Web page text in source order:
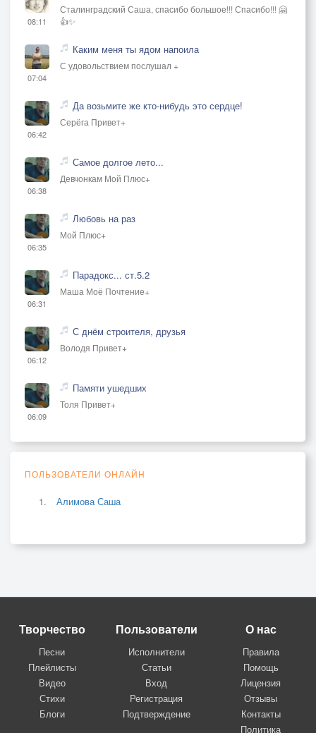
08:11
Сталинградский Саша, спасибо большое!!! Спасибо!!! 🤗
👍✨
07:04
Каким меня ты ядом напоила
С удовольствием послушал +
06:42
Да возьмите же кто-нибудь это сердце!
Серёга Привет+
06:38
Самое долгое лето...
Девчонкам Мой Плюс+
06:35
Любовь на раз
Мой Плюс+
06:31
Парадокс... ст.5.2
Маша Моё Почтение+
06:12
С днём строителя, друзья
Володя Привет+
06:09
Памяти ушедших
Толя Привет+
ПОЛЬЗОВАТЕЛИ ОНЛАЙН
Алимова Саша
Творчество
Песни
Плейлисты
Видео
Стихи
Блоги
Пользователи
Исполнители
Статьи
Вход
Регистрация
Подтверждение
О нас
Правила
Помощь
Лицензия
Отзывы
Контакты
Политика